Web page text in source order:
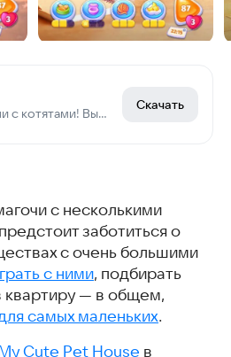
AR Тамагочи с котятами! Выращивай и играй
Скачать
с несколькими
заботиться о
с очень большими
с ними, подбирать
квартиру — в общем,
самых маленьких.
Cute Pet House в